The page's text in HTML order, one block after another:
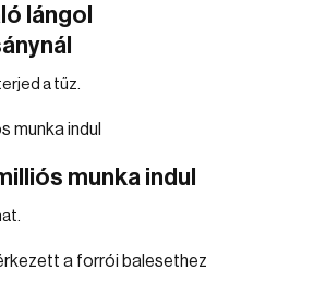
lángol
a tűz.
munka indul